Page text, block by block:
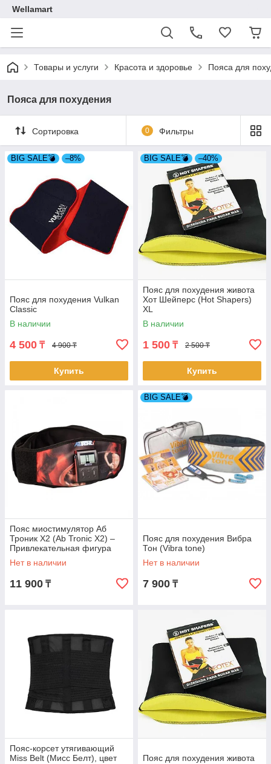
Wellamart
Товары и услуги Красота и здоровье Пояса для
Пояса для похудения
Сортировка 0 Фильтры
BIG SALE💣 –8%
Пояс для похудения Vulkan
Classic
В наличии
4 500 ₸ 4 900 ₸
Купить
BIG SALE💣 –40%
Пояс для похудения живота
Хот Шейперс (Hot Shapers)
XL
В наличии
1 500 ₸ 2 500 ₸
Купить
Пояс миостимулятор Аб
Троник Х2 (Ab Tronic X2) –
Привлекательная фигура
Нет в наличии
11 900 ₸
BIG SALE💣
Пояс для похудения Вибра
Тон (Vibra tone)
Нет в наличии
7 900 ₸
Пояс-корсет утягивающий
Miss Belt (Мисс Белт), цвет
Пояс для похудения живота